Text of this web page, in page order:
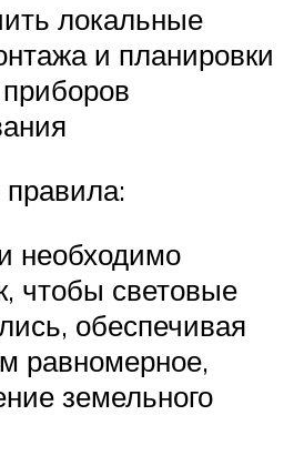
локальные
и планировки
необходимо
чтобы световые
обеспечивая
равномерное,
земельного